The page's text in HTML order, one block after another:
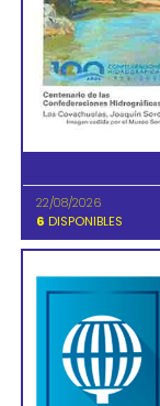
22/08/2026
6 DISPONIBLES